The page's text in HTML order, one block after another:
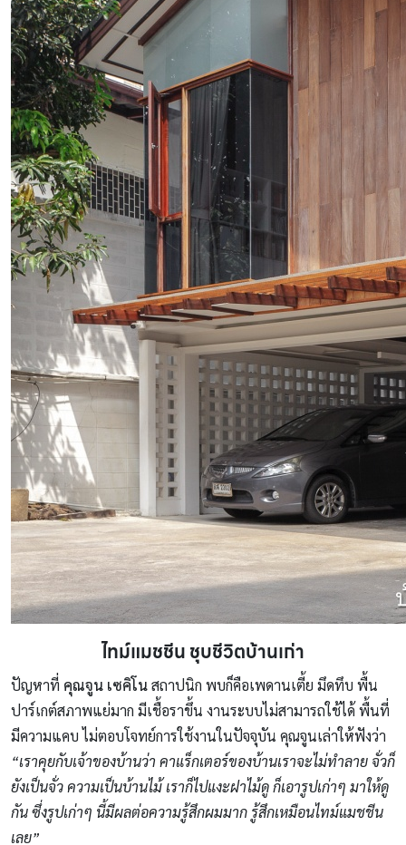
ไทม์แมชชีน ชุบชีวิตบ้านเก่า
ปัญหาที่ คุณจูน เซคิโนสถาปนิก พบก็คือเพดานเตี้ย มึดทึบ พื้น
ปาร์เกต์สภาพแย่มาก มีเชื้อราขึ้น งานระบบไม่สามารถใช้ได้ พื้นที่
มีความแคบ ไม่ตอบโจทย์การใช้งานในปัจจุบัน คุณจูนเล่าให้ฟังว่า
“เราคุยกับเจ้าของบ้านว่า คาแร็กเตอร์ของบ้านเราจะไม่ทำลาย จั่วก็
ยังเป็นจั่ว ความเป็นบ้านไม้ เราก็ไปแงะฝาไม้ดู ก็เอารูปเก่าๆ มาให้ดู
กัน ซึ่งรูปเก่าๆ นี้มีผลต่อความรู้สึกผมมาก รู้สึกเหมือนไทม์แมชชีน
เลย”